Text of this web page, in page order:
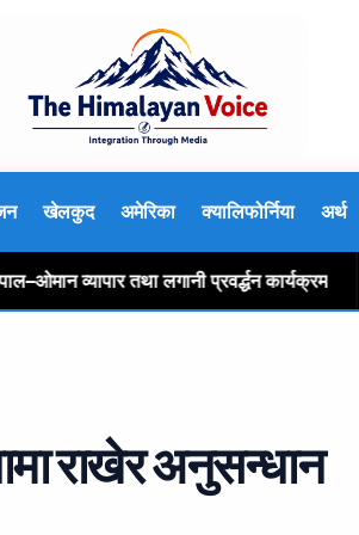
खेलकुद अमेरिका क्यालिफोर्निया अर्थ
व्यापार तथा लगानी प्रवर्द्धन कार्यक्रम
राखेर अनुसन्धान